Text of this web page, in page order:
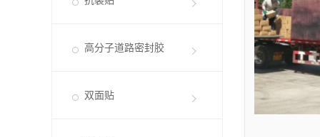
高分子道路密封胶
双面贴